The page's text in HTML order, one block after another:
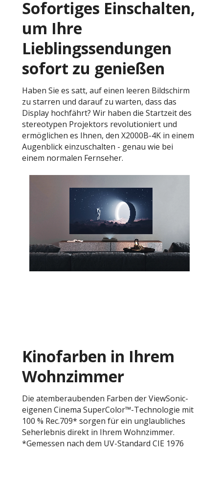
Sofortiges Einschalten,
um Ihre
Lieblingssendungen
sofort zu genießen
Haben Sie es satt, auf einen leeren Bildschirm
zu starren und darauf zu warten, dass das
Display hochfährt? Wir haben die Startzeit des
stereotypen Projektors revolutioniert und
ermöglichen es Ihnen, den X2000B-4K in einem
Augenblick einzuschalten - genau wie bei
einem normalen Fernseher.
Kinofarben in Ihrem
Wohnzimmer
Die atemberaubenden Farben der ViewSonic-
eigenen Cinema SuperColor™-Technologie mit
100 % Rec.709* sorgen für ein unglaubliches
Seherlebnis direkt in Ihrem Wohnzimmer.
*Gemessen nach dem UV-Standard CIE 1976